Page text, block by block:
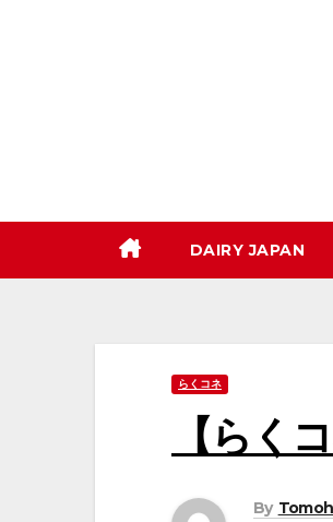
ッ
DAIRY JAPAN
らくコネ
【らく
By